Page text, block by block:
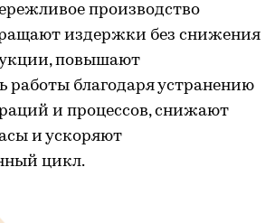
производство
издержки без снижения
повышают
работы благодаря устранению
и процессов, снижают
и ускоряют
цикл.